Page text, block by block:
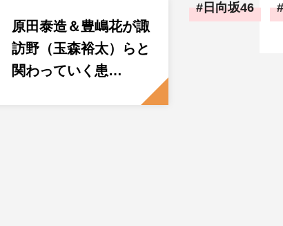
原田泰造＆豊嶋花が諏
訪野（玉森裕太）らと
関わっていく患…
日向坂46